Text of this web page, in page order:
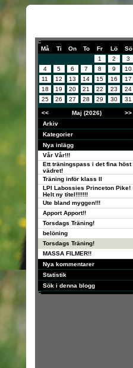
Må Ti On To Fr Lö
Sö
1
2
3
4
5 6 7 8 9
10
11
12 13 14 15 16
17
18
19 20 21 22 23
24
25
26 27 28 29 30 31
<< Maj (2026)
>>
Arkiv
Kategorier
Nya inlägg
Vår Vår!!!
Ett träningspass i det fina höst
vädret!
Träning inför klass II
LPI Labossies Princeton Pike!
Helt ny titel!!!!!!!
Ute bland myggen!!!
Apport Apport!!
Torsdags Träning!
belöning
Torsdags Träning!
MASSA FILMER!!
Nya kommentarer
Statistik
Sök i denna blogg